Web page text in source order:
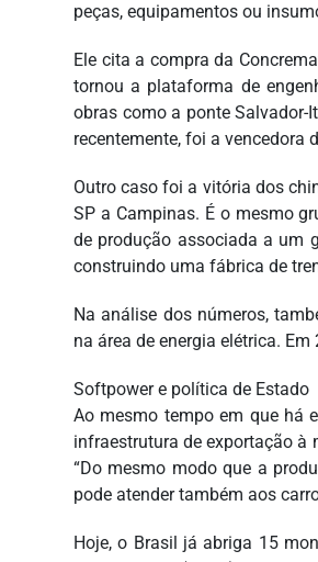
peças, equipamentos ou
Ele cita a compra da
tornou a plataforma de
obras como a ponte Salvador-
recentemente, foi a vencedora
Outro caso foi a vitória dos
SP a Campinas. É o mesmo
de produção associada a um
construindo uma fábrica de
Na análise dos números,
na área de energia elétrica.
Softpower e política de Estado
Ao mesmo tempo em que há
infraestrutura de exportação à
“Do mesmo modo que a
pode atender também aos
Hoje, o Brasil já abriga 15